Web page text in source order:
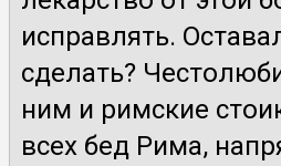
исправлять.
сделать?
ним и римские
всех бед Рима,